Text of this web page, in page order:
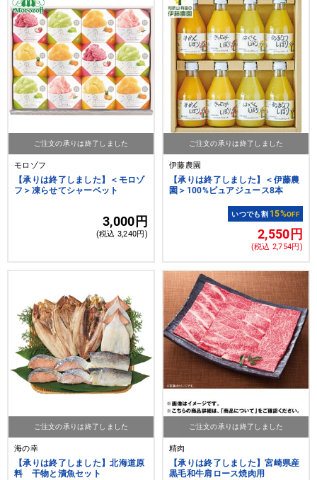
ご注文の承りは終了しました
モロゾフ
【承りは終了しました】＜モロゾ
フ＞凍らせてシャーベット
3,000円
(税込 3,240円)
ご注文の承りは終了しました
伊藤農園
【承りは終了しました】＜伊藤農
園＞100%ピュアジュース8本
いつでも割 15%OFF
2,550円
(税込 2,754円)
ご注文の承りは終了しました
海の幸
【承りは終了しました】北海道原
料 干物と漬魚セット
ご注文の承りは終了しました
精肉
【承りは終了しました】宮崎県産
黒毛和牛肩ロース焼肉用